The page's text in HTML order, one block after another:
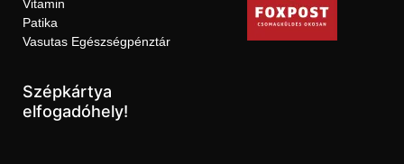
Vitamin
Patika
Vasutas Egészségpénztár
Szépkártya
elfogadóhely!